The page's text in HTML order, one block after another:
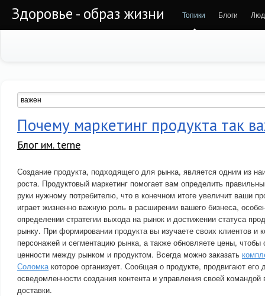
Здоровье - образ жизни Топики Блоги
Почему маркетинг продукта так
Блог им. terne
Создание продукта, подходящего для рынка, является одним из
роста. Продуктовый маркетинг помогает вам определить
руки нужному потребителю, что в конечном итоге увеличит ваши
играет жизненно важную роль в расширении вашего бизнеса,
определении стратегии выхода на рынок и достижении статуса
рынку. При формировании продукта вы изучаете своих клиентов и
персонажей и сегментацию рынка, а также обновляете цены, чтобы
ценности между рынком и продуктом. Всегда можно заказать
Соломкакоторое организует. Сообщая о продукте, продвигают
осведомленности создания контента и управления своей
доставки.